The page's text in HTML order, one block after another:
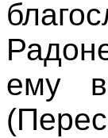
ему в